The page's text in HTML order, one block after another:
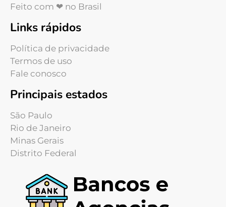
Feito com ❤ no Brasil
Links rápidos
Política de privacidade
Termos de uso
Fale conosco
Principais estados
São Paulo
Rio de Janeiro
Minas Gerais
Distrito Federal